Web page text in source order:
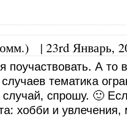
| 23rd Январь,
поучаствовать. А то в
тематика
случай, спрошу. 🙂
хобби и